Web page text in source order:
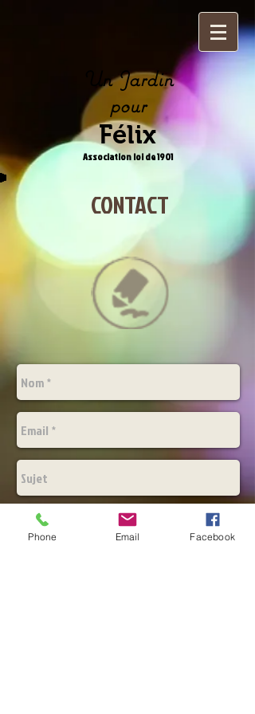
Un Jardin
pour
Félix
Association loi de 1901
CONTACT
Phone Email Facebook